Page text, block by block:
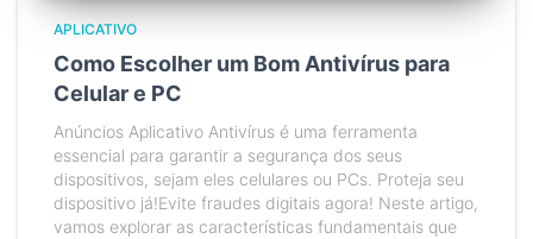
APLICATIVO
Como Escolher um Bom Antivírus para
Celular e PC
Anúncios Aplicativo Antivírus é uma ferramenta
essencial para garantir a segurança dos seus
dispositivos, sejam eles celulares ou PCs. Proteja seu
dispositivo já!Evite fraudes digitais agora! Neste artigo,
vamos explorar as características fundamentais que